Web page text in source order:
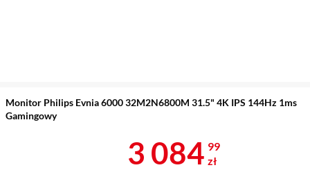
Monitor Philips Evnia 6000 32M2N6800M 31.5" 4K IPS 144Hz 1ms
Gamingowy
Cena 3
3 084 99
zł